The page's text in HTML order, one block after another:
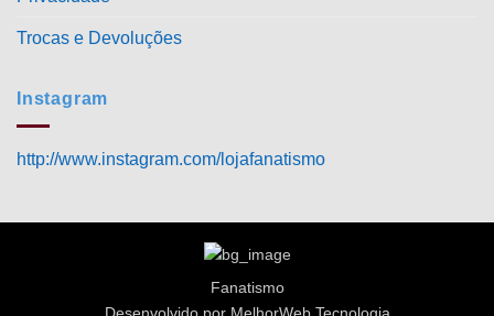
Trocas e Devoluções
Instagram
http://www.instagram.com/lojafanatismo
Fanatismo